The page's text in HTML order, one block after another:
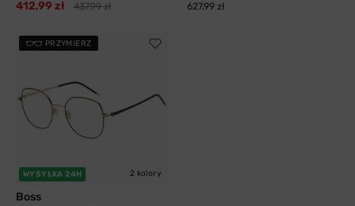
412,99 zł 437,99 zł 627,99 zł
PRZYMIERZ
WYSYŁKA 24H 2 kolory
Boss